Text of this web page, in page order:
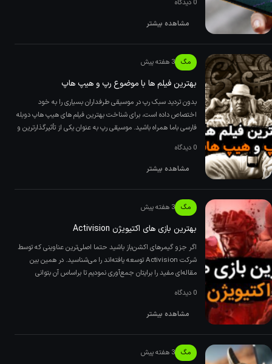
0 دیدگاه
مشاهده بیشتر
مگ 3 هفته پیش
بهترین فیلم ها با موضوع رپ و هیپ‌ هاپ
بدون تردید سبک رپ در موسیقی طرفداران بسیاری را به خود
اختصاص داده است، برای شناخت بهترین فیلم های هیپ هاپ دوبله
فارسی باما همراه باشید. موسیقی رپ به عنوان یکی از تأثیرگذارترین و
0 دیدگاه
مشاهده بیشتر
مگ 3 هفته پیش
بهترین بازی های اکتیویژن Activision
اگر جزو گیمرهای اکشن‌باز باشید حتما اصلی‌ترین عناوینی که توسط
شرکت Activision توسعه یافته‌اند را می‌شناسید. در همین بین
مقاله‌ای مفید را برایتان جمع‌آوری نمودیم تا براساس آن بتوانی
0 دیدگاه
مشاهده بیشتر
مگ 3 هفته پیش